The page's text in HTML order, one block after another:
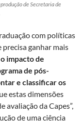
de Secretaria de
com políticas
precisa ganhar mais
impacto de
de pós-
e classificar os
estas dimensões
avaliação da Capes”,
de uma ciência